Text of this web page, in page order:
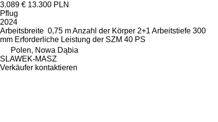
3.089 € 13.300 PLN
Pflug
2024
Arbeitsbreite 0,75 mAnzahl der Körper 2+1 Arbeitstiefe 300
mm Erforderliche Leistung der SZM 40 PS
Polen, Nowa Dąbia
SLAWEK-MASZ
Verkäufer kontaktieren